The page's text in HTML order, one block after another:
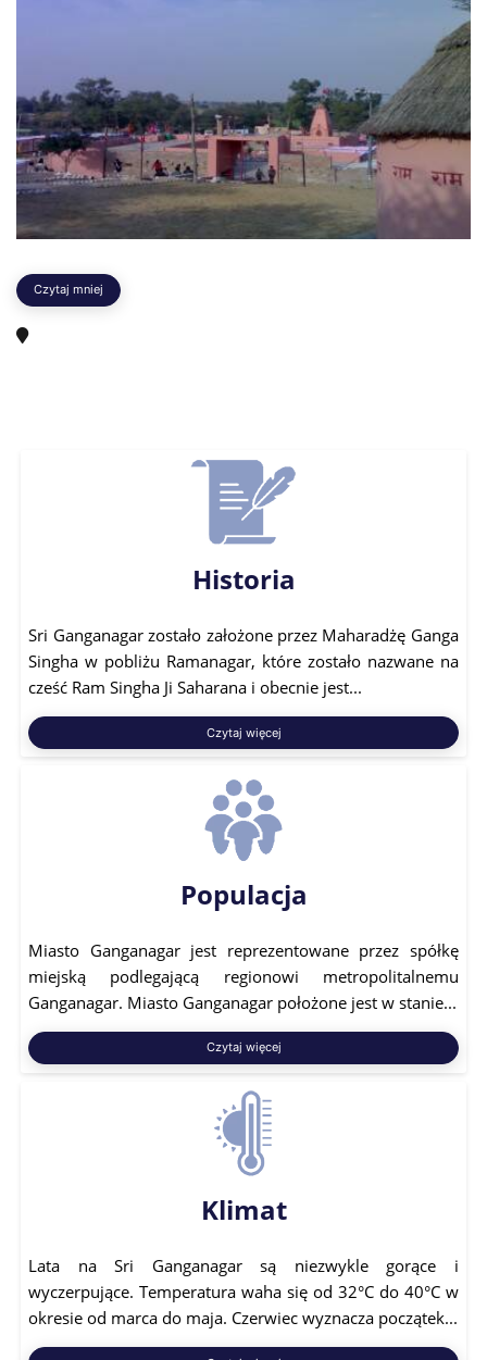
Czytaj mniej
Historia
Sri Ganganagar zostało założone przez Maharadżę Ganga
Singha w pobliżu Ramanagar, które zostało nazwane na
cześć Ram Singha Ji Saharana i obecnie jest...
Czytaj więcej
Populacja
Miasto Ganganagar jest reprezentowane przez spółkę
miejską podlegającą regionowi metropolitalnemu
Ganganagar. Miasto Ganganagar położone jest w stanie...
Czytaj więcej
Klimat
Lata na Sri Ganganagar są niezwykle gorące i
wyczerpujące. Temperatura waha się od 32°C do 40°C w
okresie od marca do maja. Czerwiec wyznacza początek...